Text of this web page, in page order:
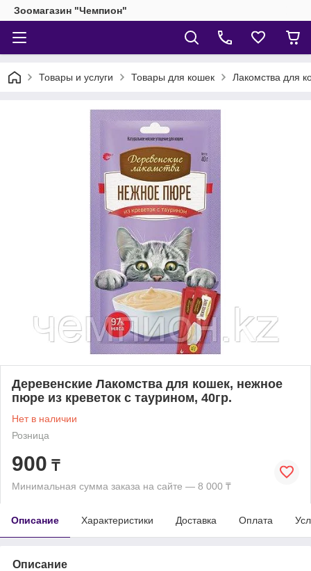
Зоомагазин "Чемпион"
Товары и услуги Товары для кошек Лакомства для
Деревенские Лакомства для кошек, нежное
пюре из креветок с таурином, 40гр.
Нет в наличии
Розница
900 ₸
Минимальная сумма заказа на сайте — 8 000 ₸
Описание Характеристики Доставка Оплата
Описание